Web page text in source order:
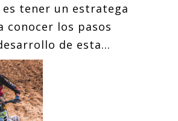
tener un estratega
conocer los pasos
de esta...